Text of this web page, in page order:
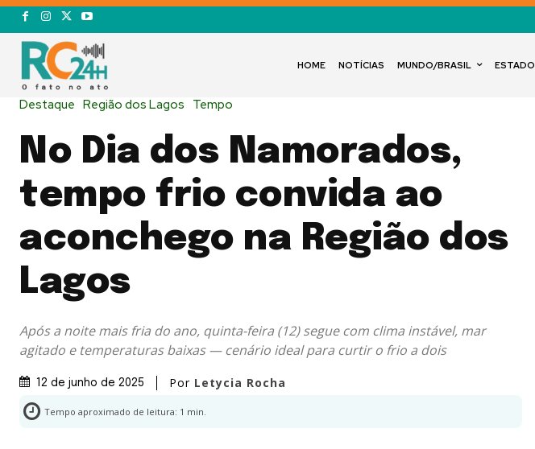
HOME NOTÍCIAS MUNDO/BRASIL ESTADO
Destaque Região dos Lagos Tempo
No Dia dos Namorados,
tempo frio convida ao
aconchego na Região dos
Lagos
Após a noite mais fria do ano, quinta-feira (12) segue com clima instável, mar
agitado e temperaturas baixas — cenário ideal para curtir o frio a dois
12 de junho de 2025 Por Letycia Rocha
Tempo aproximado de leitura: 1 min.